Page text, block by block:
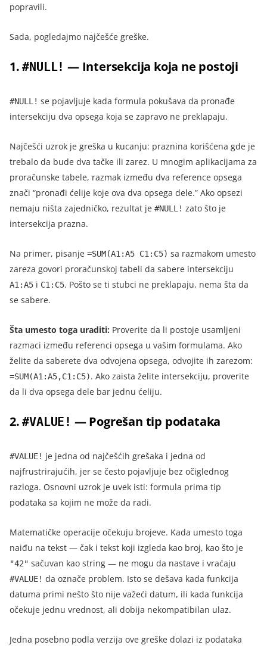
popravili.
Sada, pogledajmo najčešće greške.
1.#NULL! — Intersekcija koja ne postoji
#NULL! se pojavljuje kada formula pokušava da pronađe
intersekciju dva opsega koja se zapravo ne preklapaju.
Najčešći uzrok je greška u kucanju: praznina korišćena gde je
trebalo da bude dva tačke ili zarez. U mnogim aplikacijama za
proračunske tabele, razmak između dva reference opsega
znači “pronađi ćelije koje ova dva opsega dele.” Ako opsezi
nemaju ništa zajedničko, rezultat je #NULL! zato što je
intersekcija prazna.
Na primer, pisanje =SUM(A1:A5 C1:C5) sa razmakom umesto
zareza govori proračunskoj tabeli da sabere intersekciju
A1:A5 i C1:C5. Pošto se ti stubci ne preklapaju, nema šta da
se sabere.
Šta umesto toga uraditi: Proverite da li postoje usamljeni
razmaci između referenci opsega u vašim formulama. Ako
želite da saberete dva odvojena opsega, odvojite ih zarezom:
=SUM(A1:A5,C1:C5). Ako zaista želite intersekciju, proverite
da li dva opsega dele bar jednu ćeliju.
2.#VALUE! — Pogrešan tip podataka
#VALUE! je jedna od najčešćih grešaka i jedna od
najfrustrirajućih, jer se često pojavljuje bez očiglednog
razloga. Osnovni uzrok je uvek isti: formula prima tip
podataka sa kojim ne može da radi.
Matematičke operacije očekuju brojeve. Kada umesto toga
naiđu na tekst — čak i tekst koji izgleda kao broj, kao što je
"42" sačuvan kao string — ne mogu da nastave i vraćaju
#VALUE! da označe problem. Isto se dešava kada funkcija
datuma primi nešto što nije važeći datum, ili kada funkcija
očekuje jednu vrednost, ali dobija nekompatibilan ulaz.
Jedna posebno podla verzija ove greške dolazi iz podataka